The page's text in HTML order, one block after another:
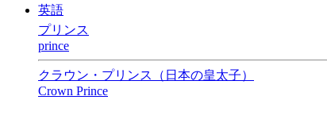
英語
プリンス
prince
クラウン・プリンス（日本の皇太子）
Crown Prince